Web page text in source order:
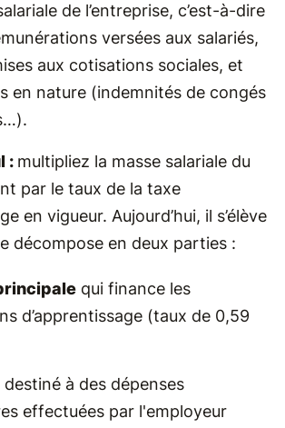
de l’entreprise, c’est-à-dire
versées aux salariés,
aux cotisations sociales, et
en nature (indemnités de congés
: multipliez la masse salariale du
par le taux de la taxe
en vigueur. Aujourd’hui, il s’élève
décompose en deux parties :
qui finance les
d’apprentissage (taux de 0,59
destiné à des dépenses
effectuées par l'employeur